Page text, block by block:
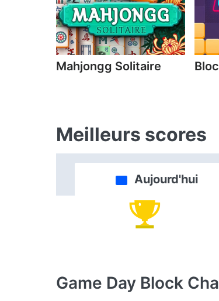
Mahjongg Solitaire
Meilleurs scores
Aujourd'hui
Game Day Block